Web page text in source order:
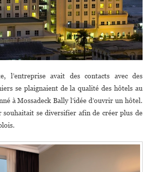
l’entreprise avait des contacts avec des
se plaignaient de la qualité des hôtels au
à Mossadeck Bally l’idée d’ouvrir un hôtel.
souhaitait se diversifier afin de créer plus de